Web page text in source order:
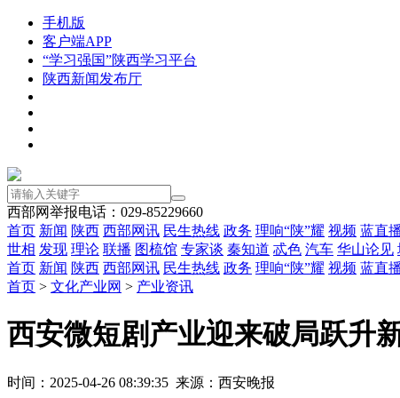
手机版
客户端APP
“学习强国”陕西学习平台
陕西新闻发布厅
西部网举报电话：029-85229660
首页 新闻 陕西 西部网讯 民生热线 政务 理响“陕”耀 视频 蓝直
世相 发现 理论 联播 图梳馆 专家谈 秦知道 忒色 汽车 华山论见
首页 新闻 陕西 西部网讯 民生热线 政务 理响“陕”耀 视频 蓝直
首页 > 文化产业网 > 产业资讯
西安微短剧产业迎来破局跃升
时间：2025-04-26 08:39:35 来源：西安晚报